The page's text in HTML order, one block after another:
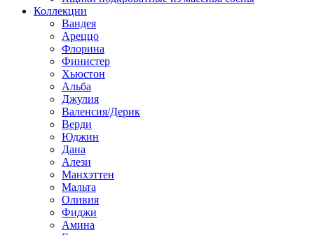
Коллекции
Вандея
Ареццо
Флорина
Финистер
Хьюстон
Альба
Джулия
Валенсия/Дерик
Верди
Юджин
Дана
Алези
Манхэттен
Мальта
Оливия
Фиджи
Амина